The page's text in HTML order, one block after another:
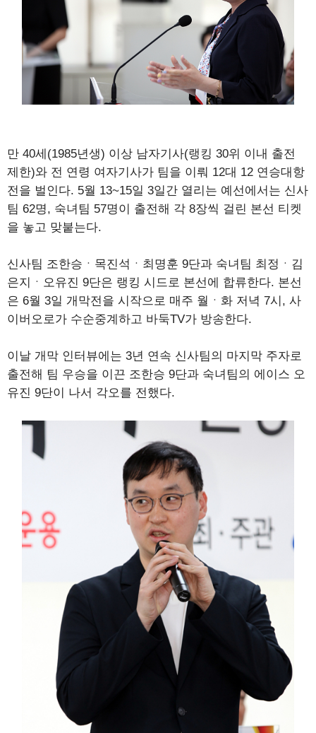
만 40세(1985년생) 이상 남자기사(랭킹 30위 이내 출전
제한)와 전 연령 여자기사가 팀을 이뤄 12대 12 연승대항
전을 벌인다. 5월 13~15일 3일간 열리는 예선에서는 신사
팀 62명, 숙녀팀 57명이 출전해 각 8장씩 걸린 본선 티켓
을 놓고 맞붙는다.
신사팀 조한승ㆍ목진석ㆍ최명훈 9단과 숙녀팀 최정ㆍ김
은지ㆍ오유진 9단은 랭킹 시드로 본선에 합류한다. 본선
은 6월 3일 개막전을 시작으로 매주 월ㆍ화 저녁 7시, 사
이버오로가 수순중계하고 바둑TV가 방송한다.
이날 개막 인터뷰에는 3년 연속 신사팀의 마지막 주자로
출전해 팀 우승을 이끈 조한승 9단과 숙녀팀의 에이스 오
유진 9단이 나서 각오를 전했다.